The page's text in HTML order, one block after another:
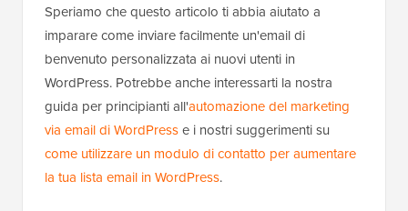
Speriamo che questo articolo ti abbia aiutato a
imparare come inviare facilmente un'email di
benvenuto personalizzata ai nuovi utenti in
WordPress. Potrebbe anche interessarti la nostra
guida per principianti all'automazione del marketing
via email di WordPresse i nostri suggerimenti su
come utilizzare un modulo di contatto per aumentare
la tua lista email in WordPress.